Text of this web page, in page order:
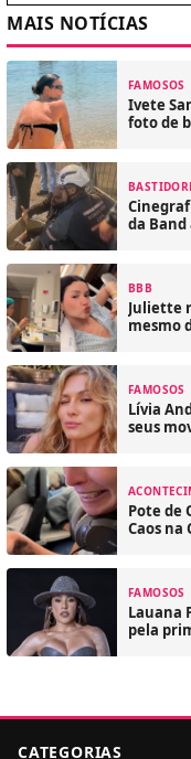
MAIS NOTÍCIAS
FAMOSOS
Ivete
foto de
da
BBB
Juliette
mesmo
FAMOSOS
Lívia
seus
Pote de
Caos na
FAMOSOS
Lauana
pela
CATEGORIAS